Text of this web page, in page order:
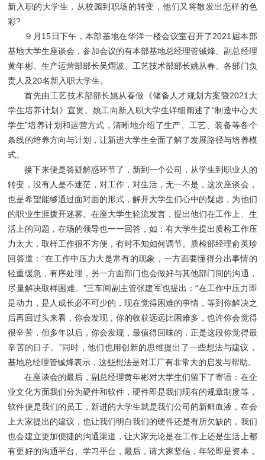
新入职的大学生，从校园到职场的转变，他们又将散发出怎样的色
彩?
９月15日下午，本部基地在华洋一楼会议室召开了2021届本部
基地大学生座谈会，参加会议的有本部基地总经理管铖烽、副总经理
黄年彬、生产运营部部长吴熠波、工艺技术部部长姚从春、各部门负
责人及20名新入职大学生。
首先由工艺技术部部长姚从春做《储备人才规划方案暨2021大
学生培养计划》宣贯。姚工向新入职大学生详细阐述了“制造中心大
学生”培养计划和运营方式，清晰地介绍了生产、工艺、装备等各个
条线的培养方向与计划，让新进大学生全面了解了发展路径与培养模
式。
接下来便是答疑解惑环节了，新到一个公司，从学生到职业人的
转变，没有人是不迷茫，对工作，对生活，无一不是，这次座谈会，
也是希望能够通过面对面的形式，解开大学生们心中的疑虑，为他们
的职业生涯拨开迷雾。在座大学生轮流发言，提出他们在工作上、生
活上的问题，在场的领导也一一回答，如：有大学生提出质检工作压
力太大，取样工作很不方便，有时不知如何调节。质检部经理俞英珍
回答道：“在工作中压力大是常有的现象，一方面要懂得分出事情的
轻重缓急，有序处理，另一方面部门也会做好与其他部门间的沟通，
尽量解决取样困难。”三车间副主管张建军也提出：“在工作中压力即
是动力，是人成长必不可少的，现在觉得困难的事情，等到你解决之
后再回过头来看，你会发现，你的收获远远比困难多，也许你会觉得
很辛苦，但多年以后，你会发现，最值得回味的，正是这段你觉得最
辛苦的日子。”同时，他们也用创新的思维提出了一些想法与建议，
基地总经理管铖烽表示，这些想法是对工厂有非常大的启发与帮助。
在座谈会的最后，副总经理黄年彬对大学生们留下了寄语：在企
业文化方面我们分为硬件和软件，硬件即是我们现有的规章制度等，
软件便是我们的员工，新进的大学生就是我们公司的新鲜血液，在会
上大家提出的建议，也让我们明白我们的硬件还是有所欠缺的，我们
也会建立更加便捷的沟通渠道，让大家无论是在工作上还是生活上都
有更好的沟通平台、学习平台，最后，请大家坚信，年轻即是资本，